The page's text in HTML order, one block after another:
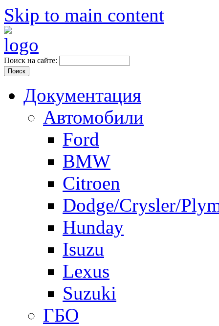
Skip to main content
Поиск на сайте:
Документация
Автомобили
Ford
BMW
Citroen
Dodge/Crysler/
Hunday
Isuzu
Lexus
Suzuki
ГБО